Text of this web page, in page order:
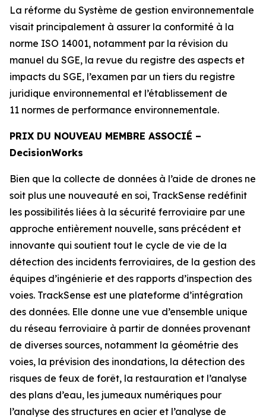
La réforme du Système de gestion environnementale
visait principalement à assurer la conformité à la
norme ISO 14001, notamment par la révision du
manuel du SGE, la revue du registre des aspects et
impacts du SGE, l’examen par un tiers du registre
juridique environnemental et l’établissement de
11 normes de performance environnementale.
PRIX DU NOUVEAU MEMBRE ASSOCIÉ –
DecisionWorks
Bien que la collecte de données à l’aide de drones ne
soit plus une nouveauté en soi, TrackSense redéfinit
les possibilités liées à la sécurité ferroviaire par une
approche entièrement nouvelle, sans précédent et
innovante qui soutient tout le cycle de vie de la
détection des incidents ferroviaires, de la gestion des
équipes d’ingénierie et des rapports d’inspection des
voies. TrackSense est une plateforme d’intégration
des données. Elle donne une vue d’ensemble unique
du réseau ferroviaire à partir de données provenant
de diverses sources, notamment la géométrie des
voies, la prévision des inondations, la détection des
risques de feux de forêt, la restauration et l’analyse
des plans d’eau, les jumeaux numériques pour
l’analyse des structures en acier et l’analyse de